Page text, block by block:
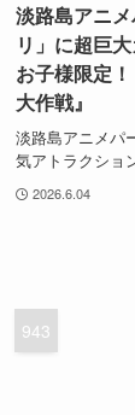
淡路島アニ
リ」に超巨
お子様限定
大作戦』
淡路島アニメパ
気アトラクショ
2026.6.04
943